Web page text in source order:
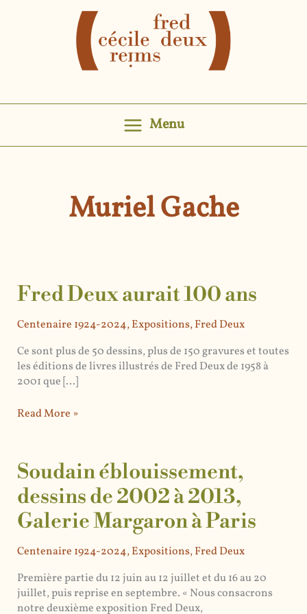
Menu
Muriel Gache
Fred Deux aurait 100 ans
Centenaire 1924-2024,Expositions,Fred Deux
Ce sont plus de 50 dessins, plus de 150 gravures et toutes
les éditions de livres illustrés de Fred Deux de 1958 à
2001 que […]
Fred
Deux
aurait
ans
Read More »
Soudain éblouissement,
dessins de 2002 à 2013,
Galerie Margaron à Paris
Centenaire 1924-2024,Expositions,Fred Deux
Première partie du 12 juin au 12 juillet et du 16 au 20
juillet, puis reprise en septembre. « Nous consacrons
notre deuxième exposition Fred Deux,
Soudain
éblouissement,
dessins
de
2002
à
Galerie
Margaron